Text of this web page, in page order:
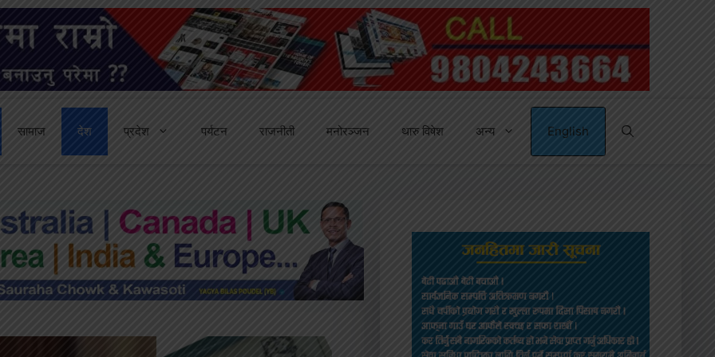
सामाज देश प्रदेश पर्यटन राजनीती मनोरञ्जन थारु विषेश अन्य English